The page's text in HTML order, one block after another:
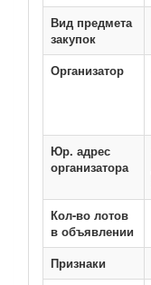
Вид предмета
закупок
Организатор
Юр. адрес
организатора
Кол-во лотов
в объявлении
Признаки